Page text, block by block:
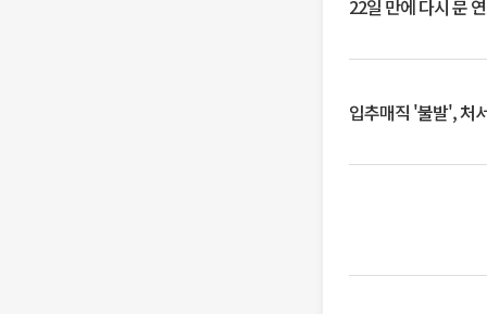
22일 만에 다시 문
입추매직 '불발', 처